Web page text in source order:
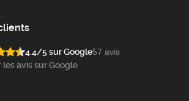
4.4/5 sur Google57 avis
les avis sur Google